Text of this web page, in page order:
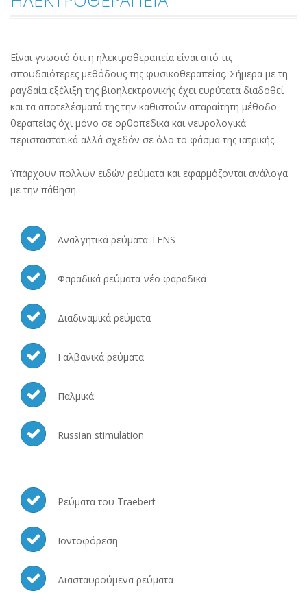
Είναι γνωστό ότι η ηλεκτροθεραπεία είναι από τις
σπουδαιότερες μεθόδους της φυσικοθεραπείας. Σήμερα με τη
ραγδαία εξέλιξη της βιοηλεκτρονικής έχει ευρύτατα διαδοθεί
και τα αποτελέσματά της την καθιστούν απαραίτητη μέθοδο
θεραπείας όχι μόνο σε ορθοπεδικά και νευρολογικά
περισταστατικά αλλά σχεδόν σε όλο το φάσμα της ιατρικής.
Υπάρχουν πολλών ειδών ρεύματα και εφαρμόζονται ανάλογα
με την πάθηση.
Αναλγητικά ρεύματα TENS
Φαραδικά ρεύματα-νέο φαραδικά
Διαδιναμικά ρεύματα
Γαλβανικά ρεύματα
Παλμικά
Russian stimulation
Ρεύματα του Traebert
Ιοντοφόρεση
Διασταυρούμενα ρεύματα